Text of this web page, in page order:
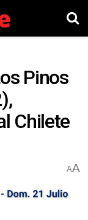
Pinos
Chilete
AA